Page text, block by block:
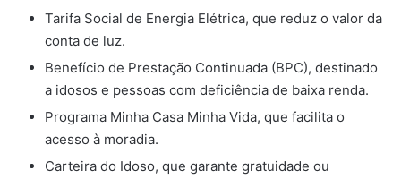
Tarifa Social de Energia Elétrica, que reduz o valor da
conta de luz.
Benefício de Prestação Continuada (BPC), destinado
a idosos e pessoas com deficiência de baixa renda.
Programa Minha Casa Minha Vida, que facilita o
acesso à moradia.
Carteira do Idoso, que garante gratuidade ou